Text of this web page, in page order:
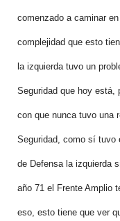
comenzado a caminar
complejidad que esto
la izquierda tuvo un
Seguridad que hoy está,
con que nunca tuvo una
Seguridad, como sí tuvo
de Defensa la izquierda
año 71 el Frente Amplio
eso, esto tiene que ver